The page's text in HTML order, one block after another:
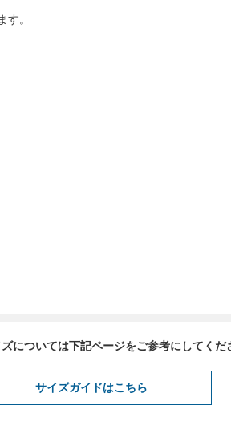
。
については下記ページをご参考にしてくだ
サイズガイドはこちら